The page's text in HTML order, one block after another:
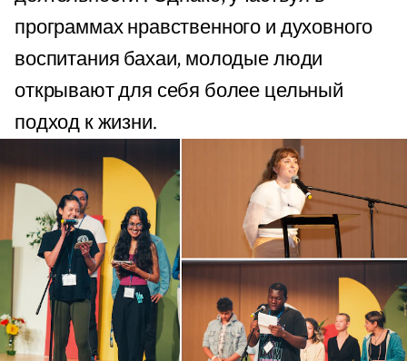
программах нравственного и духовного
воспитания бахаи, молодые люди
открывают для себя более цельный
подход к жизни.